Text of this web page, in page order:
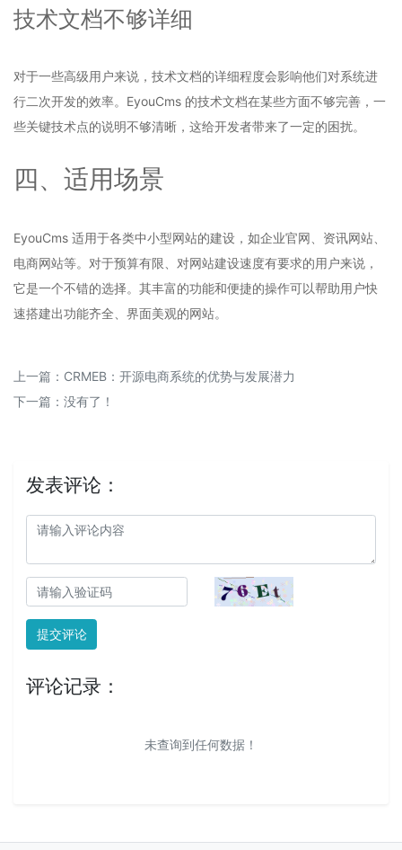
技术文档不够详细
对于一些高级用户来说，技术文档的详细程度会影响他们对系统进
行二次开发的效率。EyouCms 的技术文档在某些方面不够完善，一
些关键技术点的说明不够清晰，这给开发者带来了一定的困扰。
四、适用场景
EyouCms 适用于各类中小型网站的建设，如企业官网、资讯网站、
电商网站等。对于预算有限、对网站建设速度有要求的用户来说，
它是一个不错的选择。其丰富的功能和便捷的操作可以帮助用户快
速搭建出功能齐全、界面美观的网站。
上一篇： CRMEB：开源电商系统的优势与发展潜力
下一篇：没有了！
发表评论：
提交评论
评论记录：
未查询到任何数据！